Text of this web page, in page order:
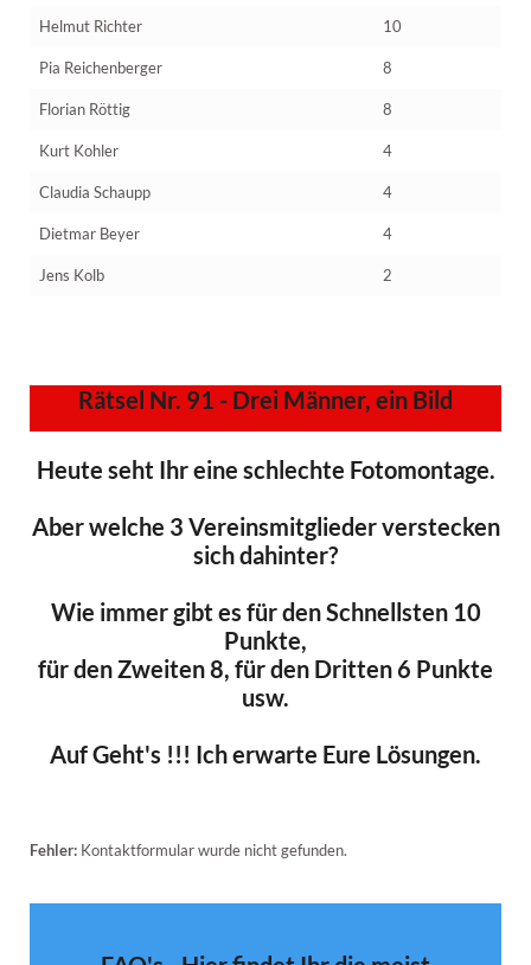
Helmut Richter 10
Pia Reichenberger 8
Florian Röttig 8
Kurt Kohler 4
Claudia Schaupp 4
Dietmar Beyer 4
Jens Kolb 2
Rätsel Nr. 91 - Drei Männer, ein Bild
Heute seht Ihr eine schlechte Fotomontage.
Aber welche 3 Vereinsmitglieder verstecken
sich dahinter?
Wie immer gibt es für den Schnellsten 10
Punkte,
für den Zweiten 8, für den Dritten 6 Punkte
usw.
Auf Geht's !!! Ich erwarte Eure Lösungen.
Fehler: Kontaktformular wurde nicht gefunden.